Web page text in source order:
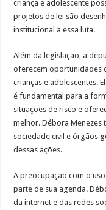
criança e adolescente
projetos de lei são
institucional a essa luta.
Além da legislação, a
oferecem oportunidades
crianças e adolescentes.
é fundamental para a
situações de risco e
melhor. Débora Menezes
sociedade civil e órgãos
dessas ações.
A preocupação com o
parte de sua agenda.
da internet e das redes